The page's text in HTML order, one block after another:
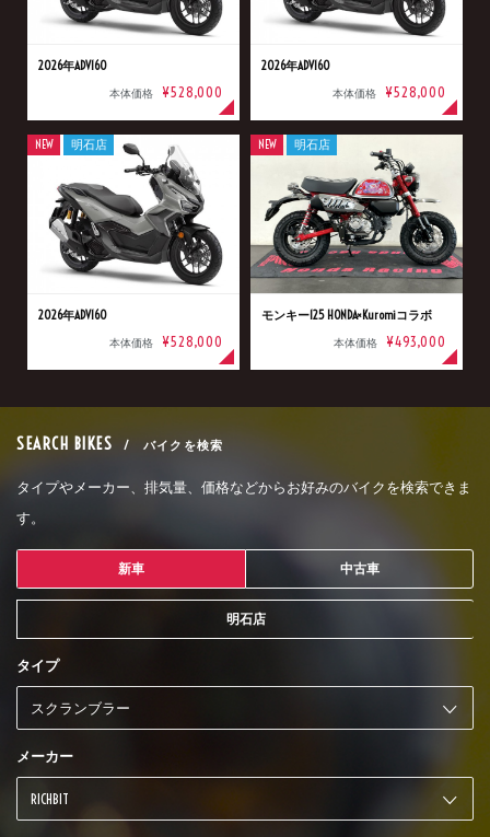
2026年ADV160
本体価格 ¥528,000
2026年ADV160
本体価格 ¥528,000
2026年ADV160
本体価格 ¥528,000
NEW 明石店
モンキー125 HONDA×Kuromiコラボ
本体価格 ¥493,000
NEW 明石店
SEARCH BIKES / バイクを検索
タイプやメーカー、排気量、価格などからお好みのバイクを検索できま
す。
新車 中古車
明石店
タイプ
メーカー